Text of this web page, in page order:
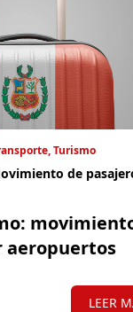
Turismo
de
aeropuertos
LEER